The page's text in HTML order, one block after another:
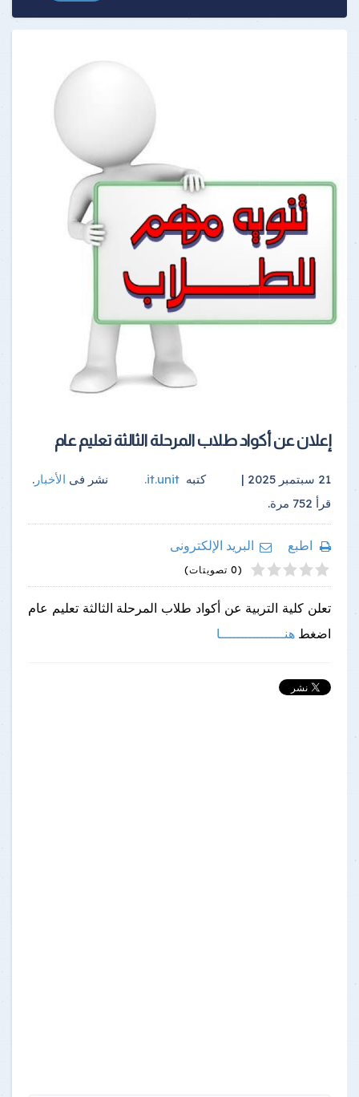
إعلان عن أكواد طلاب المرحلة الثالثة تعليم عام
21 سبتمبر 2025 | كتبهit.unit
. نشر فى الأخبار .
قرأ 752 مرة.
اطبع
البريد الإلكترونى
1
2
3
4
5 (0 تصويتات)
تعلن كلية التربية عن أكواد طلاب المرحلة الثالثة تعليم عام
اضغط هنــــــــــــــــا